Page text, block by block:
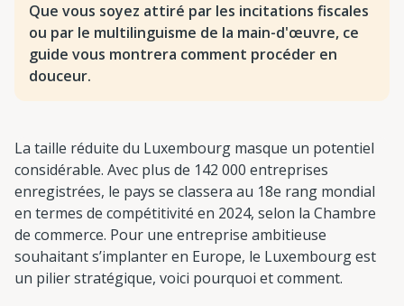
Que vous soyez attiré par les incitations fiscales
ou par le multilinguisme de la main-d'œuvre, ce
guide vous montrera comment procéder en
douceur.
La taille réduite du Luxembourg masque un potentiel
considérable. Avec plus de 142 000 entreprises
enregistrées, le pays se classera au 18e rang mondial
en termes de compétitivité en 2024, selon la Chambre
de commerce. Pour une entreprise ambitieuse
souhaitant s’implanter en Europe, le Luxembourg est
un pilier stratégique, voici pourquoi et comment.